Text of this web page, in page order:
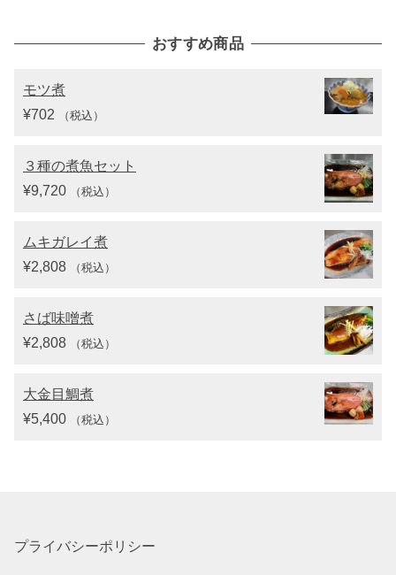
おすすめ商品
モツ煮
¥702 （税込）
３種の煮魚セット
¥9,720 （税込）
ムキガレイ煮
¥2,808 （税込）
さば味噌煮
¥2,808 （税込）
大金目鯛煮
¥5,400 （税込）
プライバシーポリシー